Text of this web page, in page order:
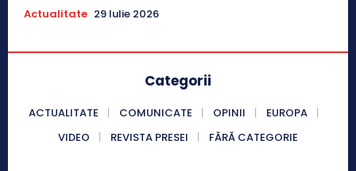
Actualitate 29 Iulie 2026
Categorii
ACTUALITATE COMUNICATE OPINII
EUROPA
VIDEO
REVISTA PRESEI FĂRĂ CATEGORIE